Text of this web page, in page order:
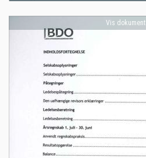
Vis dokument